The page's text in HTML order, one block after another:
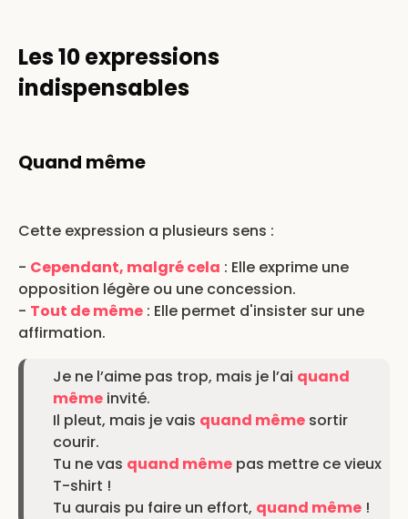
Les 10 expressions
indispensables
Quand même
Cette expression a plusieurs sens :
- Cependant, malgré cela : Elle exprime une
opposition légère ou une concession.
- Tout de même : Elle permet d'insister sur une
affirmation.
Je ne l’aime pas trop, mais je l’ai quand
même invité.
Il pleut, mais je vais quand même sortir
courir.
Tu ne vas quand même pas mettre ce vieux
T-shirt !
Tu aurais pu faire un effort, quand même !